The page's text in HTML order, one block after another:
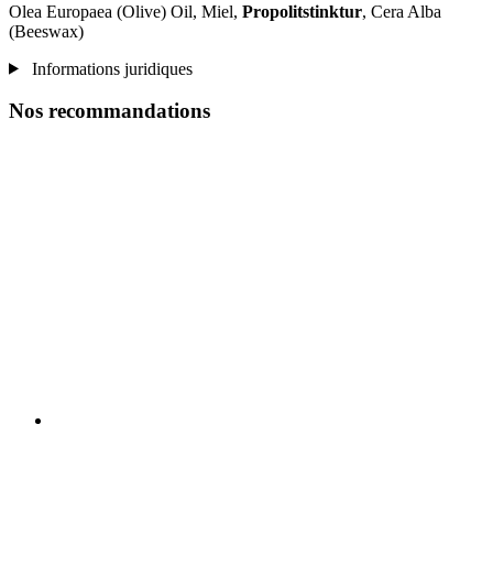
Olea Europaea (Olive) Oil, Miel, Propolitstinktur, Cera Alba
(Beeswax)
Informations juridiques
Nos recommandations